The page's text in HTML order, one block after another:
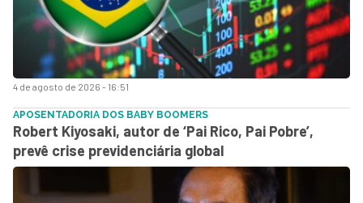
4 de agosto de 2026 - 16:51
APOSENTADORIA DOS BABY BOOMERS
Robert Kiyosaki, autor de ‘Pai Rico, Pai Pobre’,
prevê crise previdenciária global